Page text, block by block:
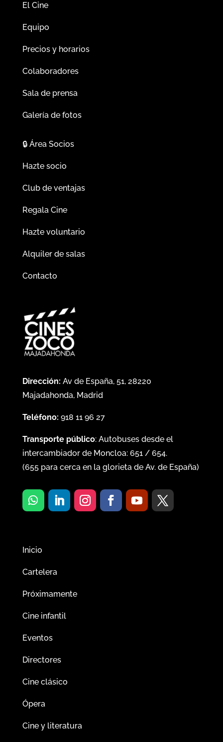
El Cine
Equipo
Precios y horarios
Colaboradores
Sala de prensa
Galería de fotos
🔒Área Socios
Hazte socio
Club de ventajas
Regala Cine
Hazte voluntario
Alquiler de salas
Contacto
Dirección: Av de España, 51, 28220
Majadahonda, Madrid
Teléfono: 918 11 96 27
Transporte público: Autobuses desde el
intercambiador de Moncloa: 651/ 654.
(655para cerca en la glorieta de Av. de España)
Inicio
Cartelera
Próximamente
Cine infantil
Eventos
Directores
Cine clásico
Ópera
Cine y literatura